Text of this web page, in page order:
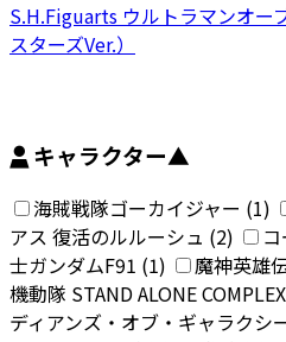
S.H.Figuarts ウルトラマンオー
スターズVer.）
キャラクター▲
海賊戦隊ゴーカイジャー (1)
アス 復活のルルーシュ (2)
士ガンダムF91 (1)
魔神英雄
機動隊 STAND ALONE
ディアンズ・オブ・ギャラクシ